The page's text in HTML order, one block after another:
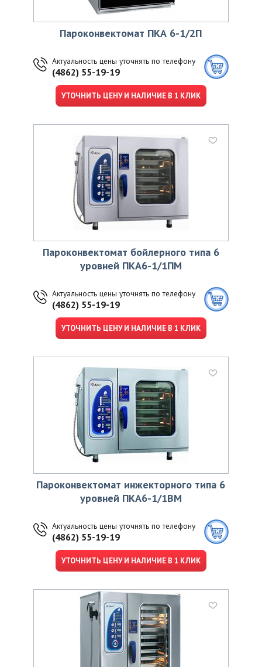
Пароконвектомат ПКА 6-1/2П
Актуальность цены уточнять по телефону
(4862) 55-19-19
УТОЧНИТЬ ЦЕНУ И НАЛИЧИЕ В 1 КЛИК
Пароконвектомат бойлерного типа 6
уровней ПКА6-1/1ПМ
Актуальность цены уточнять по телефону
(4862) 55-19-19
УТОЧНИТЬ ЦЕНУ И НАЛИЧИЕ В 1 КЛИК
Пароконвектомат инжекторного типа 6
уровней ПКА6-1/1ВМ
Актуальность цены уточнять по телефону
(4862) 55-19-19
УТОЧНИТЬ ЦЕНУ И НАЛИЧИЕ В 1 КЛИК